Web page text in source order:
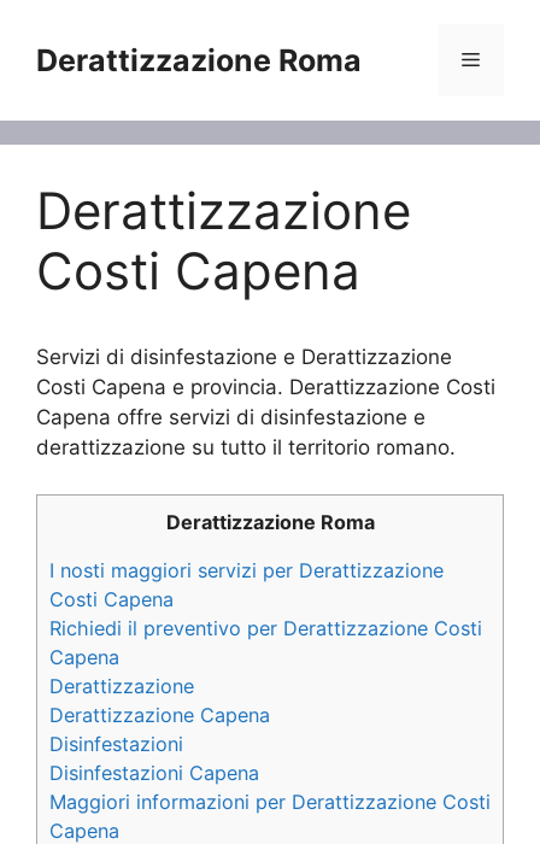
contenuto
Derattizzazione Roma Menu
Derattizzazione
Costi Capena
Servizi di disinfestazione e Derattizzazione
Costi Capena e provincia. Derattizzazione Costi
Capena offre servizi di disinfestazione e
derattizzazione su tutto il territorio romano.
Derattizzazione Roma
I nosti maggiori servizi per Derattizzazione
Costi Capena
Richiedi il preventivo per Derattizzazione Costi
Capena
Derattizzazione
Derattizzazione Capena
Disinfestazioni
Disinfestazioni Capena
Maggiori informazioni per Derattizzazione Costi
Capena